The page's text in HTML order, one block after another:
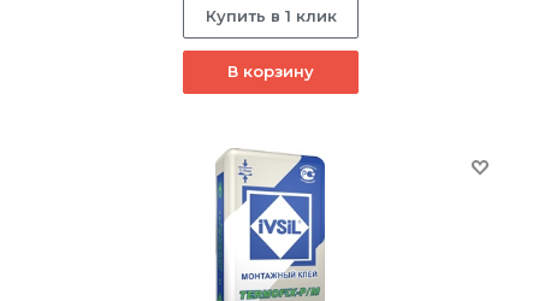
Купить в 1 клик
В корзину